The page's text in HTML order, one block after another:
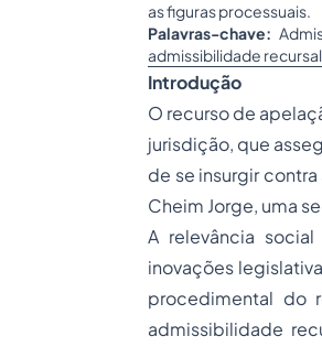
as figuras processuais.
Palavras-chave:
admissibilidade
Introdução
O recurso de
jurisdição, que
de se insurgir
Cheim Jorge, uma
A relevância
inovações
procedimental do
admissibilidade